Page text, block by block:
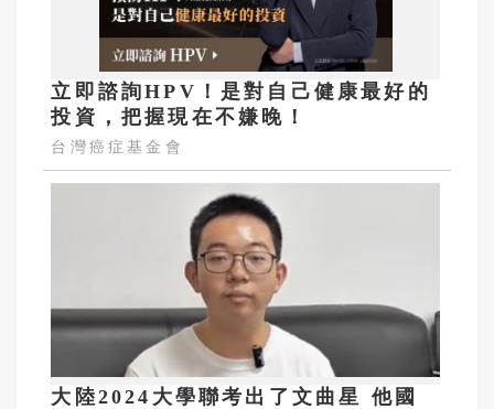
立即諮詢HPV！是對自己健康最好的
投資，把握現在不嫌晚！
台灣癌症基金會
大陸2024大學聯考出了文曲星 他國